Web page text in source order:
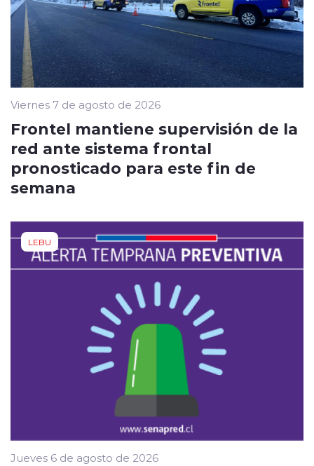
Viernes 7 de agosto de 2026
Frontel mantiene supervisión de la
red ante sistema frontal
pronosticado para este fin de
semana
LEBU
Jueves 6 de agosto de 2026